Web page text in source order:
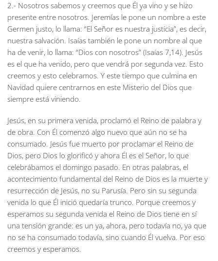
2.- Nosotros sabemos y creemos que Él ya vino y se hizo
presente entre nosotros. Jeremías le pone un nombre a este
Germen justo, lo llama: “El Señor es nuestra justicia”, es decir,
nuestra salvación. Isaías también le pone un nombre al que
ha de venir, lo llama: “Dios con nosotros” (Isaías 7,14). Jesús
es el que ha venido, pero que vendrá por segunda vez. Esto
creemos y esto celebramos. Y este tiempo que culmina en
Navidad quiere centrarnos en este Misterio del Dios que
siempre está viniendo.
Jesús, en su primera venida, proclamó el Reino de palabra y
de obra. Con Él comenzó algo nuevo que aún no se ha
consumado. Jesús fue muerto por proclamar el Reino de
Dios, pero Dios lo glorificó y ahora Él es el Señor, lo que
celebrábamos el domingo pasado. En otras palabras, el
acontecimiento fundamental del Reino de Dios es la muerte y
resurrección de Jesús, no su Parusía. Pero sin su segunda
venida lo que Él inició quedaría trunco. Porque creemos y
esperamos su segunda venida el Reino de Dios tiene en sí
una tensión grande: es un ya, ahora, pero todavía no, ya que
no se ha consumado todavía, sino cuando Él vuelva. Por eso
creemos y esperamos.